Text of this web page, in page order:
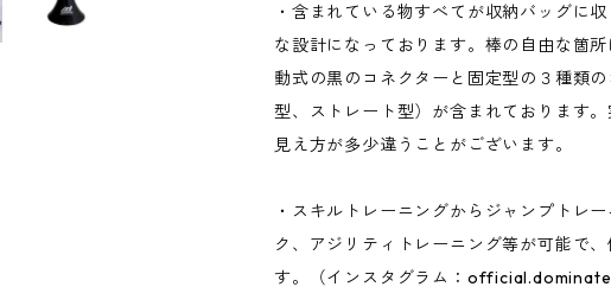
・含まれている物すべてが収納バッグに
な設計になっております。棒の自由な箇
動式の黒のコネクターと固定型の３種類
型、ストレート型）が含まれております
見え方が多少違うことがございます。
・スキルトレーニングからジャンプトレ
ク、アジリティトレーニング等が可能で
す。（インスタグラム：official.dominate